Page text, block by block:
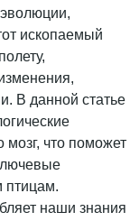
ископаемый
В данной статье
мозг, что поможет
птицам.
наши знания